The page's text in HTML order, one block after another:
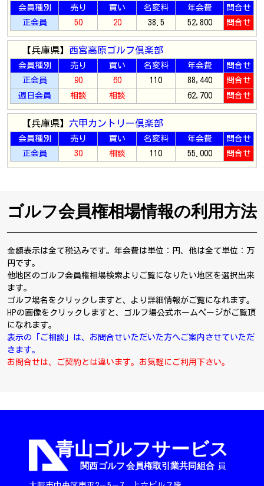
会員種別 売り 買い 名変料 年会費
問合せ
正会員
50 20 38.5 52,800 問合せ
【兵庫県】 西宮高原ゴルフ倶楽部
会員種別 売り 買い 名変料 年会費
問合せ
正会員
90 60 110 88,440
問合せ
週日会員
相談 相談 62,700 問合せ
【兵庫県】 六甲カントリー倶楽部
会員種別 売り 買い 名変料 年会費
問合せ
正会員
30 相談 110 55.000 問合せ
ゴルフ会員権相場情報の利用方法
金額表示は全て税込みです。年会費は単位：円、他は全て単位：万
円です。
他地区のゴルフ会員権相場検索よりご覧になりたい地区を選択出来
ます。
ゴルフ場名をクリックしますと、より詳細情報がご覧になれます。
HPの画像をクリックしますと、ゴルフ場公式ホームページがご覧頂
になれます。
表示の「ご相談」は、お問合せいただいた方へご案内させていただ
きます。
お問合せは、ご契約とは違います。お気軽にご利用下さい。